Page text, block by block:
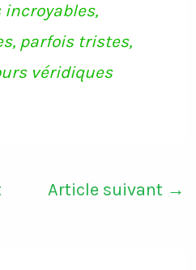
m
incroyables,
parfois tristes,
véridiques
Article suivant →